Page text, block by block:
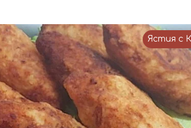
Ястия с